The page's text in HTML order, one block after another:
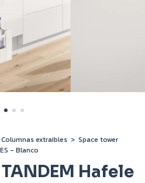
Columnas extraibles > Space tower
- Blanco
Hafele